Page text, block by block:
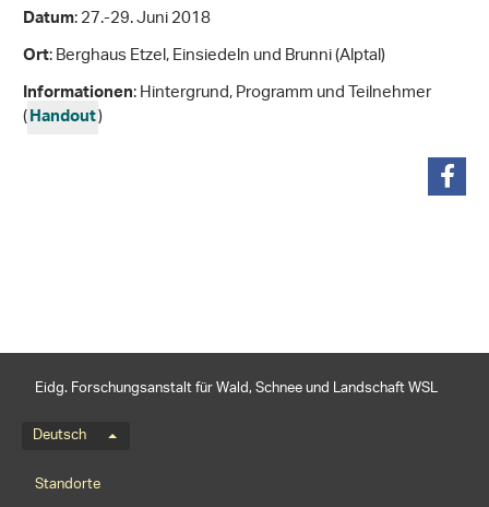
Datum: 27.-29. Juni 2018
Ort: Berghaus Etzel, Einsiedeln und Brunni (Alptal)
Informationen: Hintergrund, Programm und Teilnehmer
(Handout)
Eidg. Forschungsanstalt für Wald, Schnee und Landschaft WSL
Sprachmenü
Deutsch
Footernavigation
Standorte